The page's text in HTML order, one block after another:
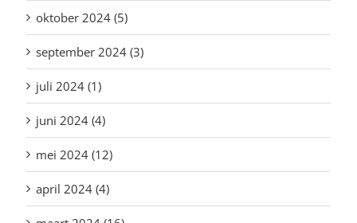
oktober 2024 (5)
september 2024 (3)
juli 2024 (1)
juni 2024 (4)
mei 2024 (12)
april 2024 (4)